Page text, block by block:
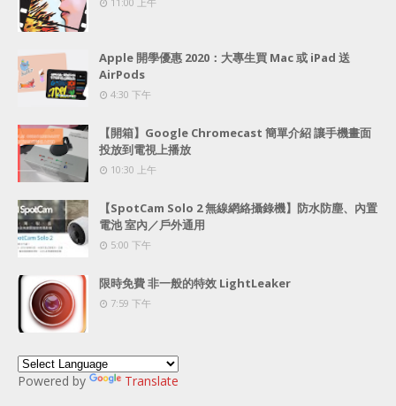
Apple 開學優惠 2020：大專生買 Mac 或 iPad 送
AirPods
4:30 下午
【開箱】Google Chromecast 簡單介紹 讓手機畫面
投放到電視上播放
10:30 上午
【SpotCam Solo 2 無線網絡攝錄機】防水防塵、內置
電池 室內／戶外通用
5:00 下午
限時免費 非一般的特效 LightLeaker
7:59 下午
Powered by Translate